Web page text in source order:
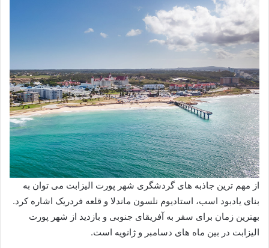
از مهم ترین جاذبه های گردشگری شهر پورت الیزابت می توان به
بنای یادبود اسب، استادیوم نلسون ماندلا و قلعه فردریک اشاره کرد.
بهترین زمان برای سفر به آفریقای جنوبی و بازدید از شهر پورت
الیزابت در بین ماه های دسامبر و ژانویه است.